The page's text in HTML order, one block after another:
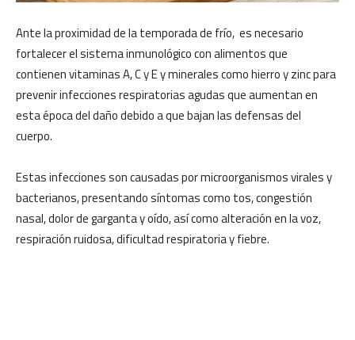
Ante la proximidad de la temporada de frío, es necesario
fortalecer el sistema inmunológico con alimentos que
contienen vitaminas A, C y E y minerales como hierro y zinc para
prevenir infecciones respiratorias agudas que aumentan en
esta época del daño debido a que bajan las defensas del
cuerpo.
Estas infecciones son causadas por microorganismos virales y
bacterianos, presentando síntomas como tos, congestión
nasal, dolor de garganta y oído, así como alteración en la voz,
respiración ruidosa, dificultad respiratoria y fiebre.